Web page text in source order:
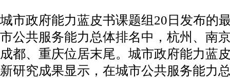
城市政府能力蓝皮书课题组20日发布的
市公共服务能力总体排名中，杭州、南
成都、重庆位居末尾。城市政府能力蓝
新研究成果显示，在城市公共服务能力